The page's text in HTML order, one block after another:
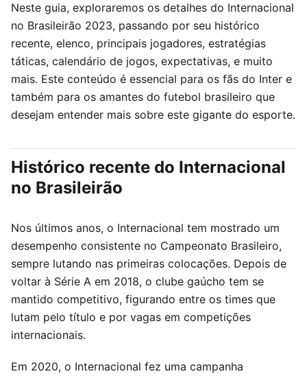
Neste guia, exploraremos os detalhes do Internacional
no Brasileirão 2023, passando por seu histórico
recente, elenco, principais jogadores, estratégias
táticas, calendário de jogos, expectativas, e muito
mais. Este conteúdo é essencial para os fãs do Inter e
também para os amantes do futebol brasileiro que
desejam entender mais sobre este gigante do esporte.
Histórico recente do Internacional
no Brasileirão
Nos últimos anos, o Internacional tem mostrado um
desempenho consistente no Campeonato Brasileiro,
sempre lutando nas primeiras colocações. Depois de
voltar à Série A em 2018, o clube gaúcho tem se
mantido competitivo, figurando entre os times que
lutam pelo título e por vagas em competições
internacionais.
Em 2020, o Internacional fez uma campanha